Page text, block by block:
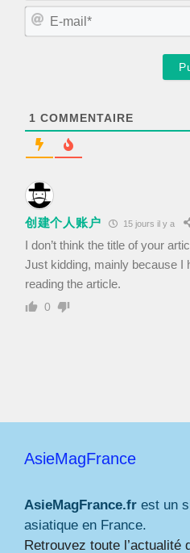
1 COMMENTAIRE
创建个人账户 15 jours il y a
I don’t think the title of your
Just kidding, mainly because I
reading the article.
0
AsieMagFrance
AsieMagFrance.fr est un
asiatique en France.
Retrouvez toute l’actualité